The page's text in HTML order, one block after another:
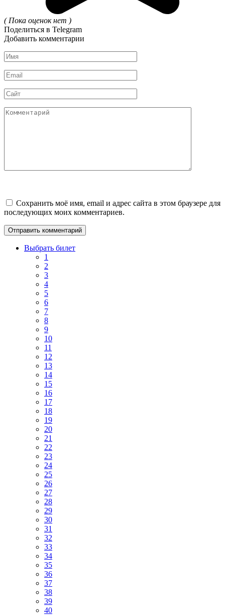
( Пока оценок нет )
Поделиться в Telegram
Добавить комментарии
Имя
*
Email
*
Сайт
Комментарий
Сохранить моё имя, email и адрес сайта в этом браузере для
последующих моих комментариев.
Выбрать билет
1
2
3
4
5
6
7
8
9
10
11
12
13
14
15
16
17
18
19
20
21
22
23
24
25
26
27
28
29
30
31
32
33
34
35
36
37
38
39
40